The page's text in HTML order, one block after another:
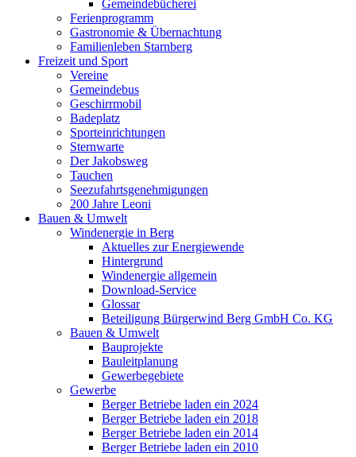
Gemeindebücherei
Ferienprogramm
Gastronomie & Übernachtung
Familienleben Starnberg
Freizeit und Sport
Vereine
Gemeindebus
Geschirrmobil
Badeplatz
Sporteinrichtungen
Sternwarte
Der Jakobsweg
Tauchen
Seezufahrtsgenehmigungen
200 Jahre Leoni
Bauen & Umwelt
Windenergie in Berg
Aktuelles zur Energiewende
Hintergrund
Windenergie allgemein
Download-Service
Glossar
Beteiligung Bürgerwind Berg GmbH Co. KG
Bauen & Umwelt
Bauprojekte
Bauleitplanung
Gewerbegebiete
Gewerbe
Berger Betriebe laden ein 2024
Berger Betriebe laden ein 2018
Berger Betriebe laden ein 2014
Berger Betriebe laden ein 2010